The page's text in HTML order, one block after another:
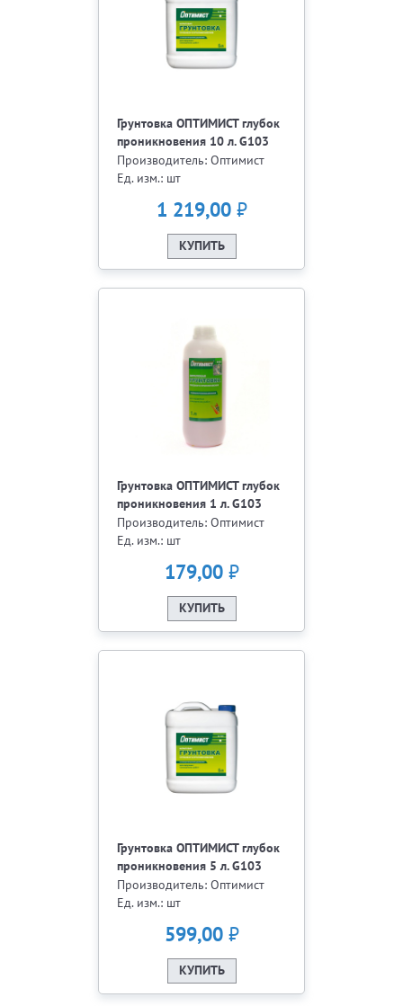
Грунтовка ОПТИМИСТ глубок
проникновения 10 л. G103
Производитель: Оптимист
Ед. изм.: шт
1 219,00₽
КУПИТЬ
Грунтовка ОПТИМИСТ глубок
проникновения 1 л. G103
Производитель: Оптимист
Ед. изм.: шт
179,00₽
КУПИТЬ
Грунтовка ОПТИМИСТ глубок
проникновения 5 л. G103
Производитель: Оптимист
Ед. изм.: шт
599,00₽
КУПИТЬ